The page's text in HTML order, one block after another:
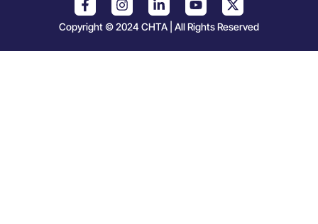
Copyright © 2024 CHTA | All Rights Reserved